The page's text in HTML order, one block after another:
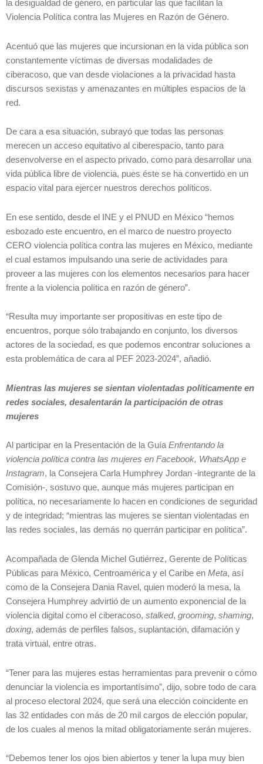
la desigualdad de género, en particular las que facilitan la
Violencia Política contra las Mujeres en Razón de Género.
Acentuó que las mujeres que incursionan en la vida pública son
constantemente víctimas de diversas modalidades de
ciberacoso, que van desde violaciones a la privacidad hasta
discursos sexistas y amenazantes en múltiples espacios de la
red.
De cara a esa situación, subrayó que todas las personas
merecen un acceso equitativo al ciberespacio, tanto para
desenvolverse en el aspecto privado, como para desarrollar una
vida pública libre de violencia, pues éste se ha convertido en un
espacio vital para ejercer nuestros derechos políticos.
En ese sentido, desde el INE y el PNUD en México “hemos
esbozado este encuentro, en el marco de nuestro proyecto
CERO violencia política contra las mujeres en México, mediante
el cual estamos impulsando una serie de actividades para
proveer a las mujeres con los elementos necesarios para hacer
frente a la violencia política en razón de género”.
“Resulta muy importante ser propositivas en este tipo de
encuentros, porque sólo trabajando en conjunto, los diversos
actores de la sociedad, es que podemos encontrar soluciones a
esta problemática de cara al PEF 2023-2024”, añadió.
Mientras las mujeres se sientan violentadas políticamente en
redes sociales, desalentarán la participación de otras
mujeres
Al participar en la Presentación de la GuíaEnfrentando la
violencia política contra las mujeres en Facebook, WhatsApp e
Instagram, la Consejera Carla Humphrey Jordan -integrante de la
Comisión-, sostuvo que, aunque más mujeres participan en
política, no necesariamente lo hacen en condiciones de seguridad
y de integridad; “mientras las mujeres se sientan violentadas en
las redes sociales, las demás no querrán participar en política”.
Acompañada de Glenda Michel Gutiérrez, Gerente de Políticas
Públicas para México, Centroamérica y el Caribe en Meta, así
como de la Consejera Dania Ravel, quien moderó la mesa, la
Consejera Humphrey advirtió de un aumento exponencial de la
violencia digital como el ciberacoso, stalked, grooming, shaming,
doxing, además de perfiles falsos, suplantación, difamación y
trata virtual, entre otras.
“Tener para las mujeres estas herramientas para prevenir o cómo
denunciar la violencia es importantísimo”, dijo, sobre todo de cara
al proceso electoral 2024, que será una elección coincidente en
las 32 entidades con más de 20 mil cargos de elección popular,
de los cuales al menos la mitad obligatoriamente serán mujeres.
“Debemos tener los ojos bien abiertos y tener la lupa muy bien